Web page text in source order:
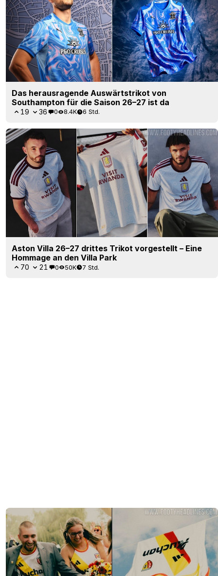
Das herausragende Auswärtstrikot von
Southampton für die Saison 26–27 ist da
19 36 0 8.4K 6 Std.
Aston Villa 26–27 drittes Trikot vorgestellt – Eine
Hommage an den Villa Park
70 21 0 50K 7 Std.